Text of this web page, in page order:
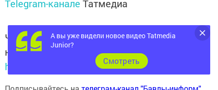
Telegram-канале Татмедиа
Читайте новости Татарстана в
национальном мессенджере MАХ:
https://max.ru/tatmedia
А вы уже видели новое видео Tatmedia
Junior?
Cмотреть